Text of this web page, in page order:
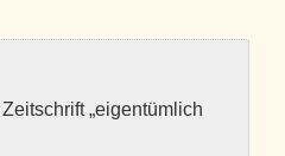
„eigentümlich